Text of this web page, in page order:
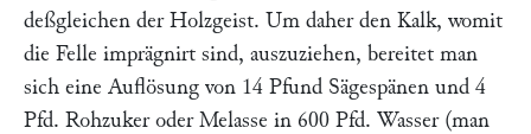
deßgleichen der Holzgeist. Um daher den Kalk, womit
die Felle imprägnirt sind, auszuziehen, bereitet man
sich eine Auflösung von 14 Pfund Sägespänen und 4
Pfd. Rohzuker oder Melasse in 600 Pfd. Wasser (man